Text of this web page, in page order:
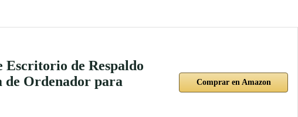
de Respaldo
de Ordenador para
Comprar en Amazon